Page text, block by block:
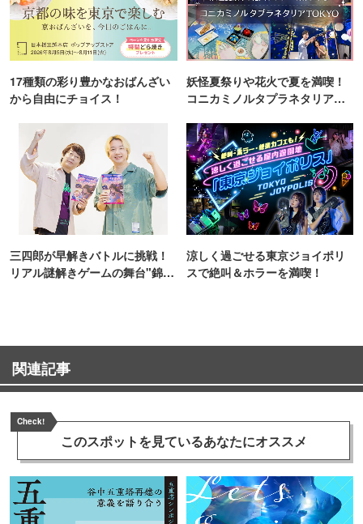
17種類の彩り豊かなおばんざい
から自由にチョイス！
妖怪夏祭りや花火で夏を満喫！
コニカミノルタプラネタリア
三四郎が早解きバトルに挑戦！
リアル謎解きゲームの舞台"錦糸
涼しく過ごせる東京ジョイポリ
スで絶叫＆ホラーを満喫！
関連記事
Check!
このスポットを見ているあなたにオススメ